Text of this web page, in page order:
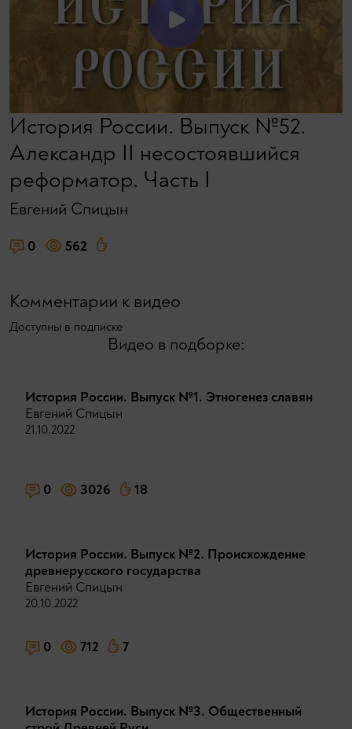
История России. Выпуск №52.
Александр II несостоявшийся
реформатор. Часть I
Евгений Спицын
0 562
Комментарии к видео
Доступны в подписке
Видео в подборке:
История России. Выпуск №1. Этногенез славян
Евгений Спицын
21.10.2022
0 3026 18
История России. Выпуск №2. Происхождение
древнерусского государства
Евгений Спицын
20.10.2022
0 712 7
История России. Выпуск №3. Общественный